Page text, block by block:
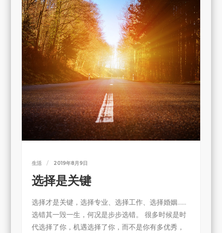
生活 2019年8月9日
选择是关键
选择才是关键，选择专业、选择工作、选择婚姻……
选错其一毁一生，何况是步步选错。 很多时候是时
代选择了你，机遇选择了你，而不是你有多优秀，